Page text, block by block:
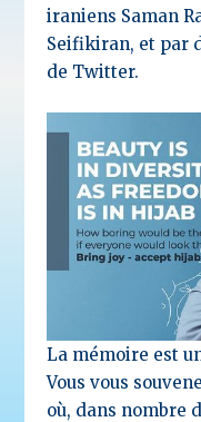
iraniens Saman
Seifikiran, et par
de Twitter.
La mémoire est
Vous vous
où, dans nombre